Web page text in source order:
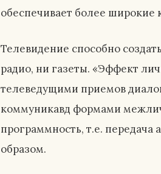
обеспечивает более
Телевидение способно
радио, ни газеты. «Эффект
телеведущими приемов
коммуникавд формами
программность, т.е.
образом.